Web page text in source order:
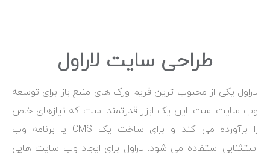
طراحی سایت لاراول
لاراول یکی از محبوب ترین فریم ورک های منبع باز برای توسعه
وب سایت است. این یک ابزار قدرتمند است که نیازهای خاص
را برآورده می کند و برای ساخت یک CMS یا برنامه وب
استثنایی استفاده می شود. لاراول برای ایجاد وب سایت هایی